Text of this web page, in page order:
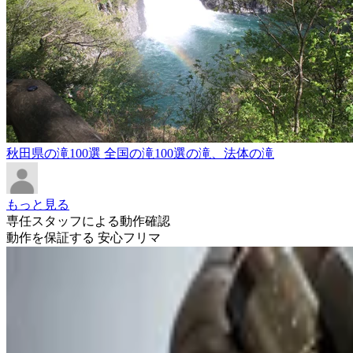
秋田県の滝100選 全国の滝100選の滝、法体の滝
もっと見る
専任スタッフによる動作確認
動作を保証する 安心フリマ